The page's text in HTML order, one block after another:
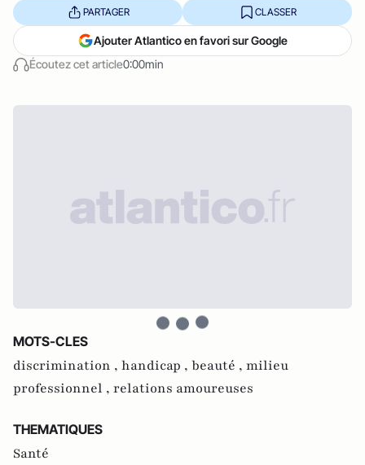
Écoutez cet article0:00min
PARTAGER CLASSER
Ajouter Atlantico en favori sur Google
MOTS-CLES
discrimination , handicap , beauté , milieu
professionnel , relations amoureuses
THEMATIQUES
Santé